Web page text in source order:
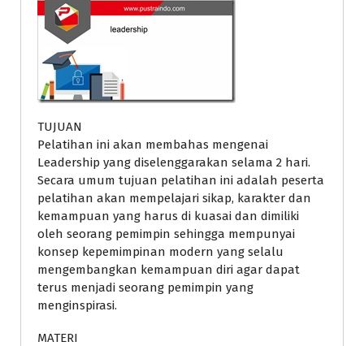
TUJUAN
Pelatihan ini akan membahas mengenai
Leadership yang diselenggarakan selama 2 hari.
Secara umum tujuan pelatihan ini adalah peserta
pelatihan akan mempelajari sikap, karakter dan
kemampuan yang harus di kuasai dan dimiliki
oleh seorang pemimpin sehingga mempunyai
konsep kepemimpinan modern yang selalu
mengembangkan kemampuan diri agar dapat
terus menjadi seorang pemimpin yang
menginspirasi.
MATERI